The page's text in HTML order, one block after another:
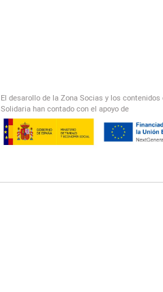
El desarollo de la Zona Socias y los
Solidaria han contado con el apoyo de